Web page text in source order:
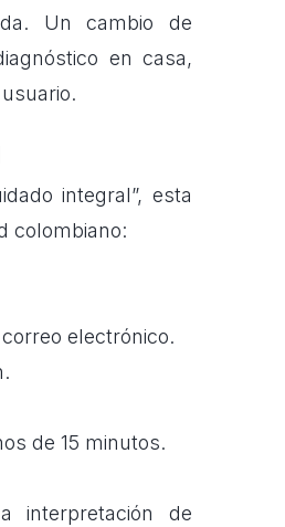
Un cambio de
en casa,
integral”, esta
colombiano:
electrónico.
de 15 minutos.
interpretación de